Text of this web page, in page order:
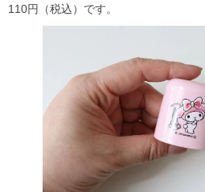
110円（税込）です。